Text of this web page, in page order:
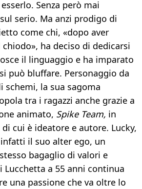
Senza però mai
serio. Ma anzi prodigo di
come chi, «dopo aver
ha deciso di dedicarsi
il linguaggio e ha imparato
può bluffare. Personaggio da
schemi, la sua sagoma
tra i ragazzi anche grazie a
animato, Spike Team, in
cui è ideatore e autore. Lucky,
il suo alter ego, un
bagaglio di valori e
a 55 anni continua
una passione che va oltre lo